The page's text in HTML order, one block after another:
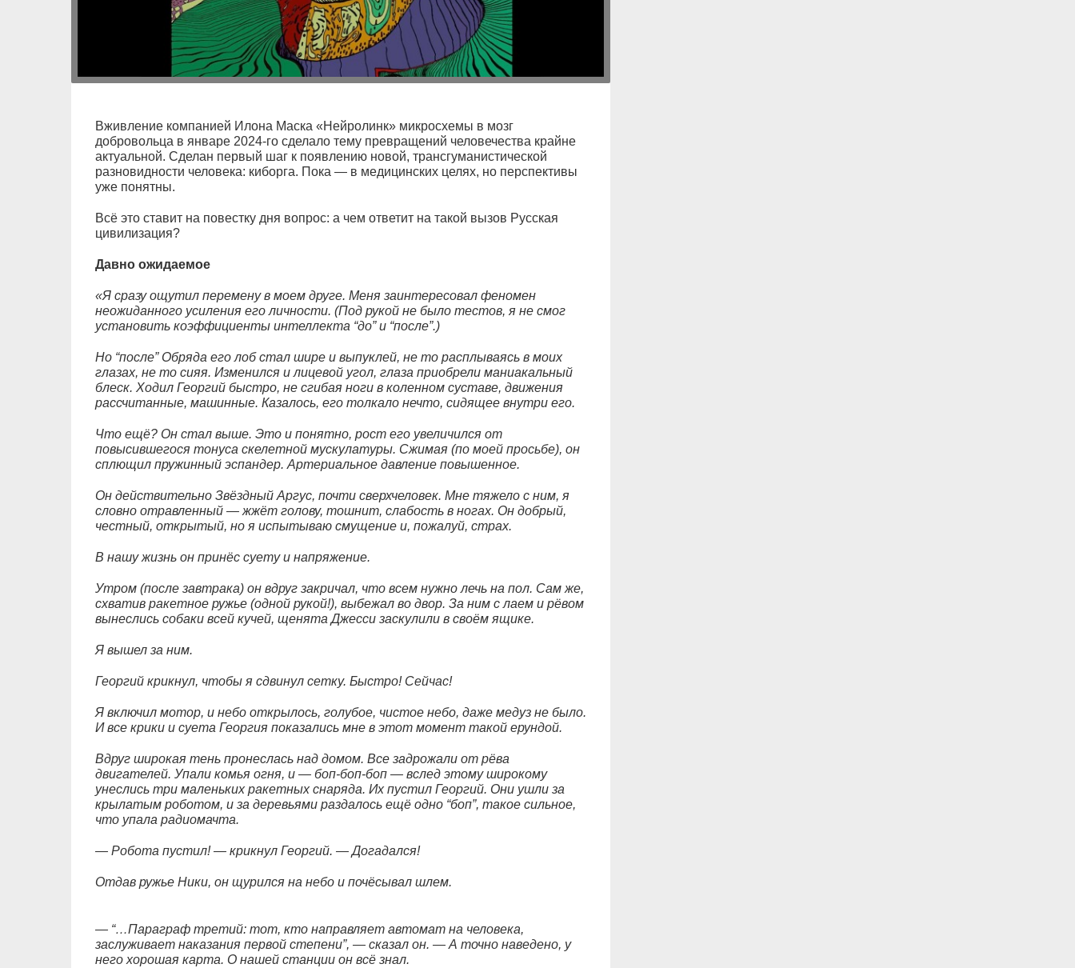
Вживление компанией Илона Маска «Нейролинк» микросхемы в мозг
добровольца в январе 2024‑го сделало тему превращений человечества крайне
актуальной. Сделан первый шаг к появлению новой, трансгуманистической
разновидности человека: киборга. Пока — в медицинских целях, но перспективы
уже понятны.
Всё это ставит на повестку дня вопрос: а чем ответит на такой вызов Русская
цивилизация?
Давно ожидаемое
«Я сразу ощутил перемену в моем друге. Меня заинтересовал феномен
неожиданного усиления его личности. (Под рукой не было тестов, я не смог
установить коэффициенты интеллекта “до” и “после”.)
Но “после” Обряда его лоб стал шире и выпуклей, не то расплываясь в моих
глазах, не то сияя. Изменился и лицевой угол, глаза приобрели маниакальный
блеск. Ходил Георгий быстро, не сгибая ноги в коленном суставе, движения
рассчитанные, машинные. Казалось, его толкало нечто, сидящее внутри его.
Что ещё? Он стал выше. Это и понятно, рост его увеличился от
повысившегося тонуса скелетной мускулатуры. Сжимая (по моей просьбе), он
сплющил пружинный эспандер. Артериальное давление повышенное.
Он действительно Звёздный Аргус, почти сверхчеловек. Мне тяжело с ним, я
словно отравленный — жжёт голову, тошнит, слабость в ногах. Он добрый,
честный, открытый, но я испытываю смущение и, пожалуй, страх.
В нашу жизнь он принёс суету и напряжение.
Утром (после завтрака) он вдруг закричал, что всем нужно лечь на пол. Сам же,
схватив ракетное ружье (одной рукой!), выбежал во двор. За ним с лаем и рёвом
вынеслись собаки всей кучей, щенята Джесси заскулили в своём ящике.
Я вышел за ним.
Георгий крикнул, чтобы я сдвинул сетку. Быстро! Сейчас!
Я включил мотор, и небо открылось, голубое, чистое небо, даже медуз не было.
И все крики и суета Георгия показались мне в этот момент такой ерундой.
Вдруг широкая тень пронеслась над домом. Все задрожали от рёва
двигателей. Упали комья огня, и — боп-боп-боп — вслед этому широкому
унеслись три маленьких ракетных снаряда. Их пустил Георгий. Они ушли за
крылатым роботом, и за деревьями раздалось ещё одно “боп”, такое сильное,
что упала радиомачта.
— Робота пустил! — крикнул Георгий. — Догадался!
Отдав ружье Ники, он щурился на небо и почёсывал шлем.
— “…Параграф третий: тот, кто направляет автомат на человека,
заслуживает наказания первой степени”, — сказал он. — А точно наведено, у
него хорошая карта. О нашей станции он всё знал.